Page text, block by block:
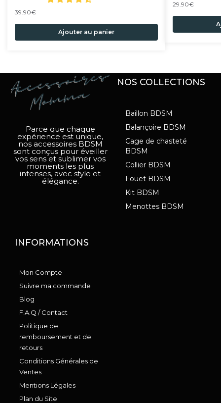
39.90€
Ajouter au panier
29.90€
Parce que chaque
expérience est unique,
nos accessoires BDSM
sont conçus pour éveiller
vos sens et sublimer vos
moments les plus
intenses, avec style et
élégance.
NOS COLLECTIONS
Baillon BDSM
Balançoire BDSM
Cage de chasteté
BDSM
Collier BDSM
Fouet BDSM
Kit BDSM
Menottes BDSM
INFORMATIONS
Mon Compte
Suivre ma commande
Blog
F.A.Q / Contact
Politique de
remboursement et de
retours
Conditions Générales de
Ventes
Mentions Légales
Plan du Site